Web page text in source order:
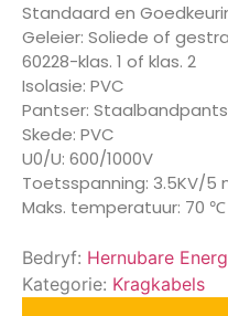
Standaard en
Geleier: Soliede of
60228-klas. 1 of klas. 2
Isolasie: PVC
Pantser:
Skede: PVC
U0/U: 600/1000V
Toetsspanning: 3.5KV/5
Maks. temperatuur: 70 ℃
Bedryf: Hernubare
Kategorie: Kragkabels